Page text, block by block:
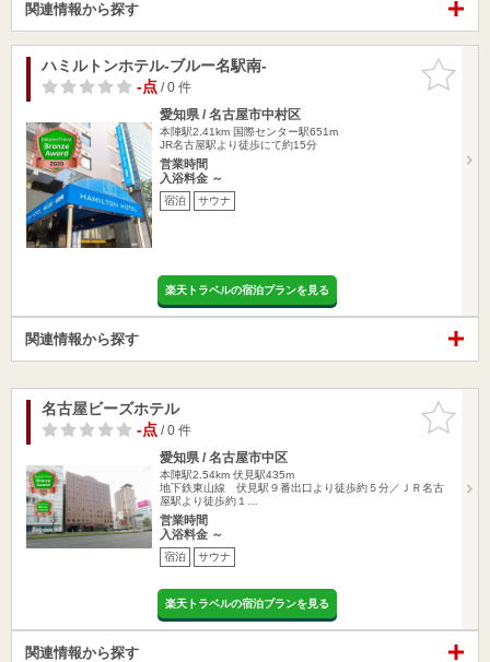
関連情報から探す
お気に入
りに追加
ハミルトンホテル-ブルー名駅南-
-点/ 0 件
愛知県 / 名古屋市中村区
本陣駅2.41km 国際センター駅651m
JR名古屋駅より徒歩にて約15分
営業時間
入浴料金 ～
宿泊 サウナ
楽天トラベルの宿泊プランを見る
関連情報から探す
お気に入
りに追加
名古屋ビーズホテル
-点/ 0 件
愛知県 / 名古屋市中区
本陣駅2.54km 伏見駅435m
地下鉄東山線 伏見駅９番出口より徒歩約５分／ＪＲ名古
屋駅より徒歩約１…
営業時間
入浴料金 ～
宿泊 サウナ
楽天トラベルの宿泊プランを見る
関連情報から探す